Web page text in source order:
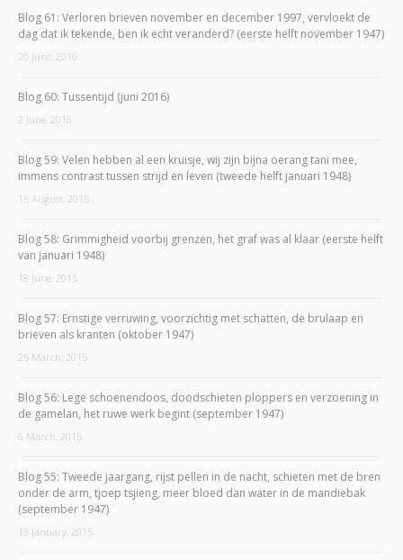
Blog 61: Verloren brieven november en december 1997, vervloekt de
dag dat ik tekende, ben ik echt veranderd? (eerste helft november 1947)
20 June, 2016
Blog 60: Tussentijd (juni 2016)
2 June, 2016
Blog 59: Velen hebben al een kruisje, wij zijn bijna oerang tani mee,
immens contrast tussen strijd en leven (tweede helft januari 1948)
15 August, 2015
Blog 58: Grimmigheid voorbij grenzen, het graf was al klaar (eerste helft
van januari 1948)
18 June, 2015
Blog 57: Ernstige verruwing, voorzichtig met schatten, de brulaap en
brieven als kranten (oktober 1947)
25 March, 2015
Blog 56: Lege schoenendoos, doodschieten ploppers en verzoening in
de gamelan, het ruwe werk begint (september 1947)
6 March, 2015
Blog 55: Tweede jaargang, rijst pellen in de nacht, schieten met de bren
onder de arm, tjoep tsjieng, meer bloed dan water in de mandiebak
(september 1947)
13 January, 2015